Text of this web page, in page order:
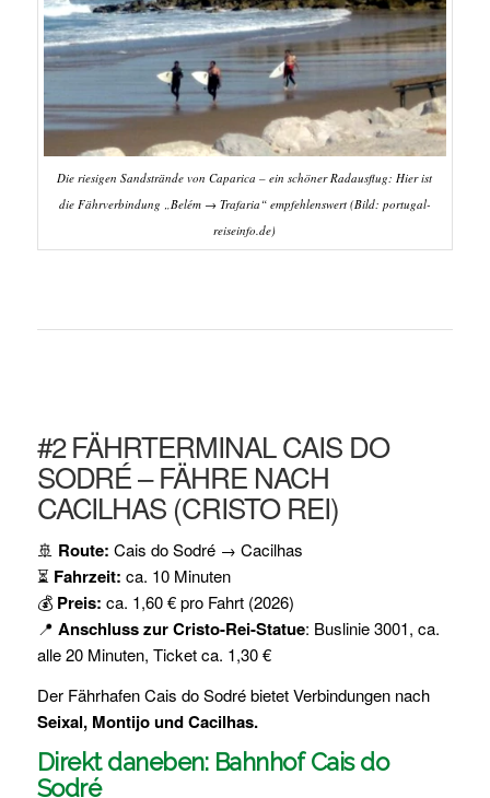
Die riesigen Sandstrände von Caparica – ein schöner Radausflug: Hier ist
die Fährverbindung „Belém → Trafaria“ empfehlenswert (Bild: portugal-
reiseinfo.de)
#2 FÄHRTERMINAL CAIS DO
SODRÉ – FÄHRE NACH
CACILHAS (CRISTO REI)
🚢 Route: Cais do Sodré → Cacilhas
⏳ Fahrzeit: ca. 10 Minuten
💰 Preis: ca. 1,60 € pro Fahrt (2026)
📍 Anschluss zur Cristo-Rei-Statue: Buslinie 3001, ca.
alle 20 Minuten, Ticket ca. 1,30 €
Der Fährhafen Cais do Sodré bietet Verbindungen nach
Seixal, Montijo und Cacilhas.
Direkt daneben: Bahnhof Cais do
Sodré